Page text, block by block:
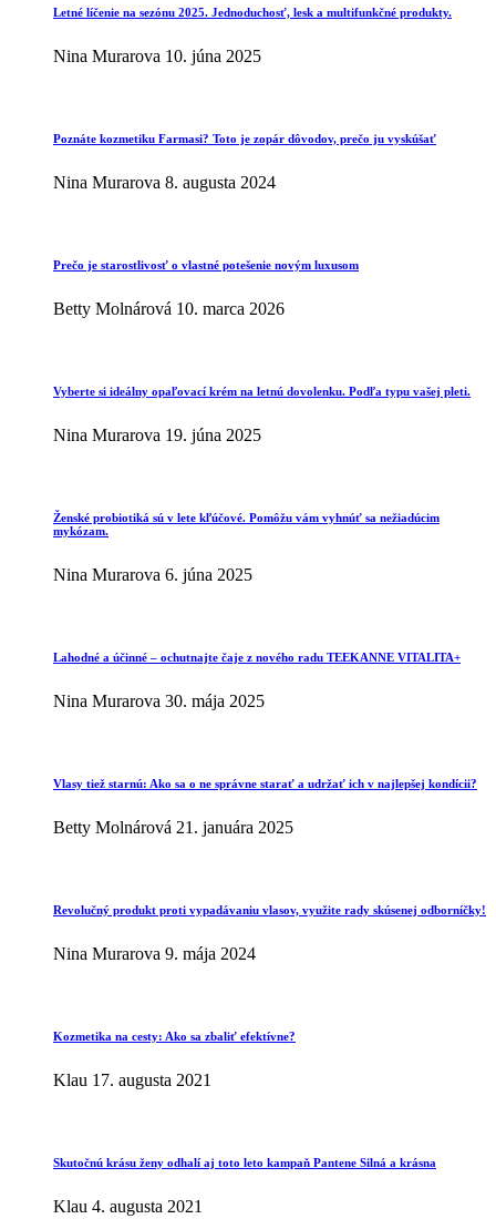
Letné líčenie na sezónu 2025. Jednoduchosť, lesk a multifunkčné produkty.
Nina Murarova 10. júna 2025
Poznáte kozmetiku Farmasi? Toto je zopár dôvodov, prečo ju vyskúšať
Nina Murarova 8. augusta 2024
Prečo je starostlivosť o vlastné potešenie novým luxusom
Betty Molnárová 10. marca 2026
Vyberte si ideálny opaľovací krém na letnú dovolenku. Podľa typu vašej pleti.
Nina Murarova 19. júna 2025
Ženské probiotiká sú v lete kľúčové. Pomôžu vám vyhnúť sa nežiadúcim
mykózam.
Nina Murarova 6. júna 2025
Lahodné a účinné – ochutnajte čaje z nového radu TEEKANNE VITALITA+
Nina Murarova 30. mája 2025
Vlasy tiež starnú: Ako sa o ne správne starať a udržať ich v najlepšej kondícii?
Betty Molnárová 21. januára 2025
Revolučný produkt proti vypadávaniu vlasov, využite rady skúsenej odborníčky!
Nina Murarova 9. mája 2024
Kozmetika na cesty: Ako sa zbaliť efektívne?
Klau 17. augusta 2021
Skutočnú krásu ženy odhalí aj toto leto kampaň Pantene Silná a krásna
Klau 4. augusta 2021